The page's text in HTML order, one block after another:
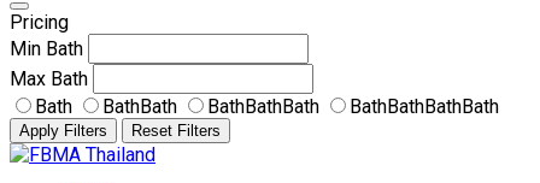
Pricing
Min Bath
Max Bath
Bath
BathBath BathBathBath BathBathBathBath
Apply Filters Reset Filters
Skip